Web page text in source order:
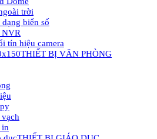
trời
dạng biển số
tín hiệu camera
THIẾT BỊ VĂN PHÒNG
in